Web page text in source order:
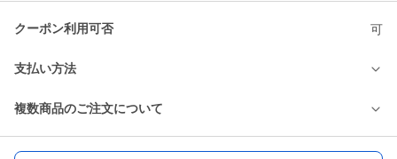
クーポン利用可否 可
支払い方法
複数商品のご注文について